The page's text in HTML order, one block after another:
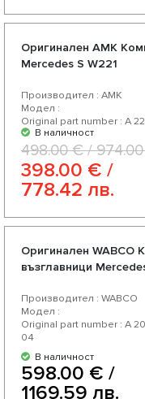
Оригинален AMK
Mercedes S W221
Производител : AMK
Модел :
Original part number : A
В наличност
498.00 € /
398.00 € /
778.42 лв.
Оригинален WABCO
възглавници
Производител : WABCO
Модел :
Original part number : A
04
В наличност
598.00 € /
1169.59 лв.